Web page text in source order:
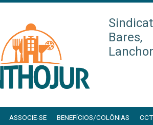
Bares,
ASSOCIE-SE BENEFÍCIOS/COLÔNIAS